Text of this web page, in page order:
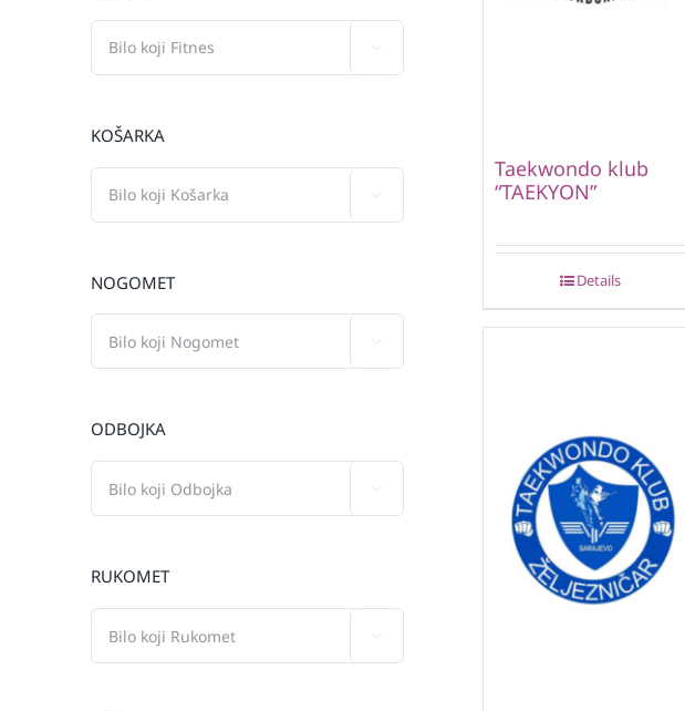
Taekwondo klub
“TAEKYON”
Details
KOŠARKA
NOGOMET
ODBOJKA
RUKOMET